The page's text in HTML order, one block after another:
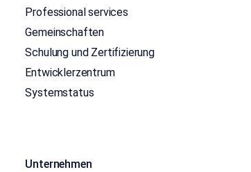
Professional services
Gemeinschaften
Schulung und Zertifizierung
Entwicklerzentrum
Systemstatus
Unternehmen